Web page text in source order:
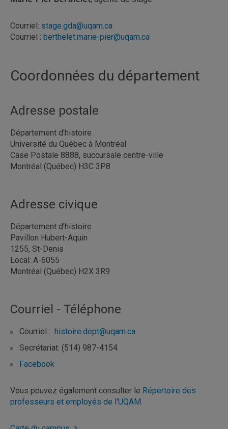
Courriel: stage.gda@uqam.ca
Courriel : berthelet.marie-pier@uqam.ca
Coordonnées du département
Adresse postale
Département d'histoire
Université du Québec à Montréal
Case Postale 8888, succursale centre-ville
Montréal (Québec) H3C 3P8
Adresse civique
Département d'histoire
Pavillon Hubert-Aquin
1255, St-Denis
Local: A-6055
Montréal (Québec) H2X 3R9
Courriel - Téléphone
Courriel : histoire.dept@uqam.ca
Secrétariat: (514) 987-4154
Facebook
Vous pouvez également consulter le Répertoire des
professeurs et employés de l'UQAM.